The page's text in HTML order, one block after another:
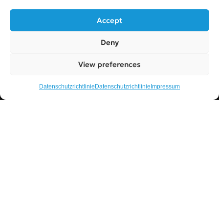
Accept
Deny
View preferences
Datenschutzrichtlinie Datenschutzrichtlinie Impressum
Impressum
Silverspottrading GmbH. All rights reserved.
Links zu sozialen Medien